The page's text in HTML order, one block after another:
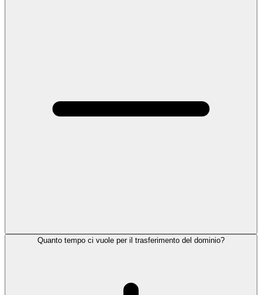
Quanto tempo ci vuole per il trasferimento del dominio?